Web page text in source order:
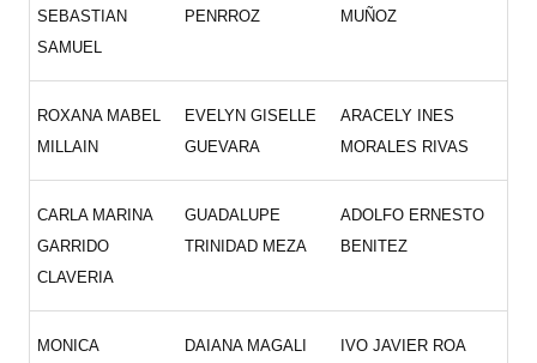
SEBASTIAN
SAMUEL
PENRROZ MUÑOZ
ROXANA MABEL
MILLAIN
EVELYN GISELLE
GUEVARA
ARACELY INES
MORALES RIVAS
CARLA MARINA
GARRIDO
CLAVERIA
GUADALUPE
TRINIDAD MEZA
ADOLFO ERNESTO
BENITEZ
MONICA
DAIANA MAGALI
IVO JAVIER ROA